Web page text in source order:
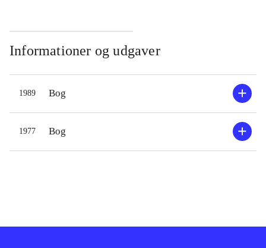
Informationer og udgaver
1989 Bog
1977 Bog